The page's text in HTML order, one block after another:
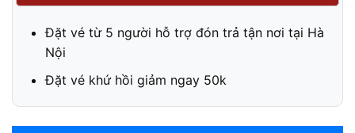
Đặt vé từ 5 người hỗ trợ đón trả tận nơi tại Hà
Nội
Đặt vé khứ hồi giảm ngay 50k